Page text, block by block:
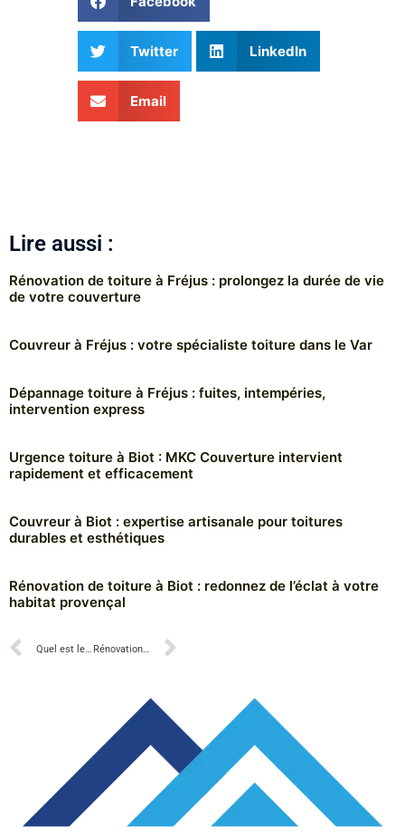
Twitter LinkedIn
Email
Lire aussi :
Rénovation de toiture à Fréjus : prolongez la durée de vie
de votre couverture
Couvreur à Fréjus : votre spécialiste toiture dans le Var
Dépannage toiture à Fréjus : fuites, intempéries,
intervention express
Urgence toiture à Biot : MKC Couverture intervient
rapidement et efficacement
Couvreur à Biot : expertise artisanale pour toitures
durables et esthétiques
Rénovation de toiture à Biot : redonnez de l’éclat à votre
habitat provençal
Quel est le coût moyen d’une toiture neuve dans le Var ? Rénovation de toiture à Grasse : confort, esthétique et durabilité